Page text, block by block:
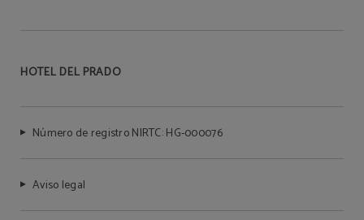
HOTEL DEL PRADO
Número de registro NIRTC: HG-000076
Aviso legal